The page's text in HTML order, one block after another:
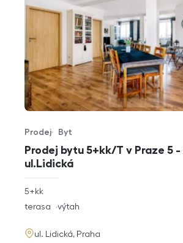
Prodej bytu 5+kk/T v Praze 5 -
ul.Lidická
Typ nabídky
Prodej
Typ nemovitosti
Byt
rozměry
dispozice
5+kk
funkce
terasa výtah
adresa
ul. Lidická, Praha